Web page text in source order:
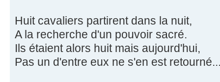
Huit cavaliers partirent dans la nuit,
A la recherche d'un pouvoir sacré.
Ils étaient alors huit mais aujourd'hui,
Pas un d'entre eux ne s'en est